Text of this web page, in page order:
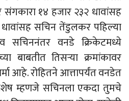
१४ हजार २३२ धावांसह
सचिन तेंडुलकर पहिल्या
सचिननंतर वनडे क्रिकेटमध्ये
बाबतीत तिसऱ्या क्रमांकावर
आहे. रोहितने आत्तापर्यंत वनडेत
म्हणजे सचिनला एकदा तुमचे